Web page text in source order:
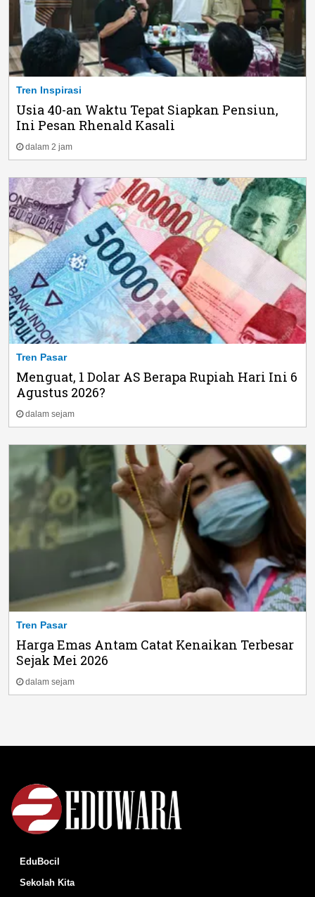
Tren Inspirasi
Usia 40-an Waktu Tepat Siapkan Pensiun,
Ini Pesan Rhenald Kasali
dalam 2 jam
Tren Pasar
Menguat, 1 Dolar AS Berapa Rupiah Hari Ini 6
Agustus 2026?
dalam sejam
Tren Pasar
Harga Emas Antam Catat Kenaikan Terbesar
Sejak Mei 2026
dalam sejam
EduBocil
Sekolah Kita